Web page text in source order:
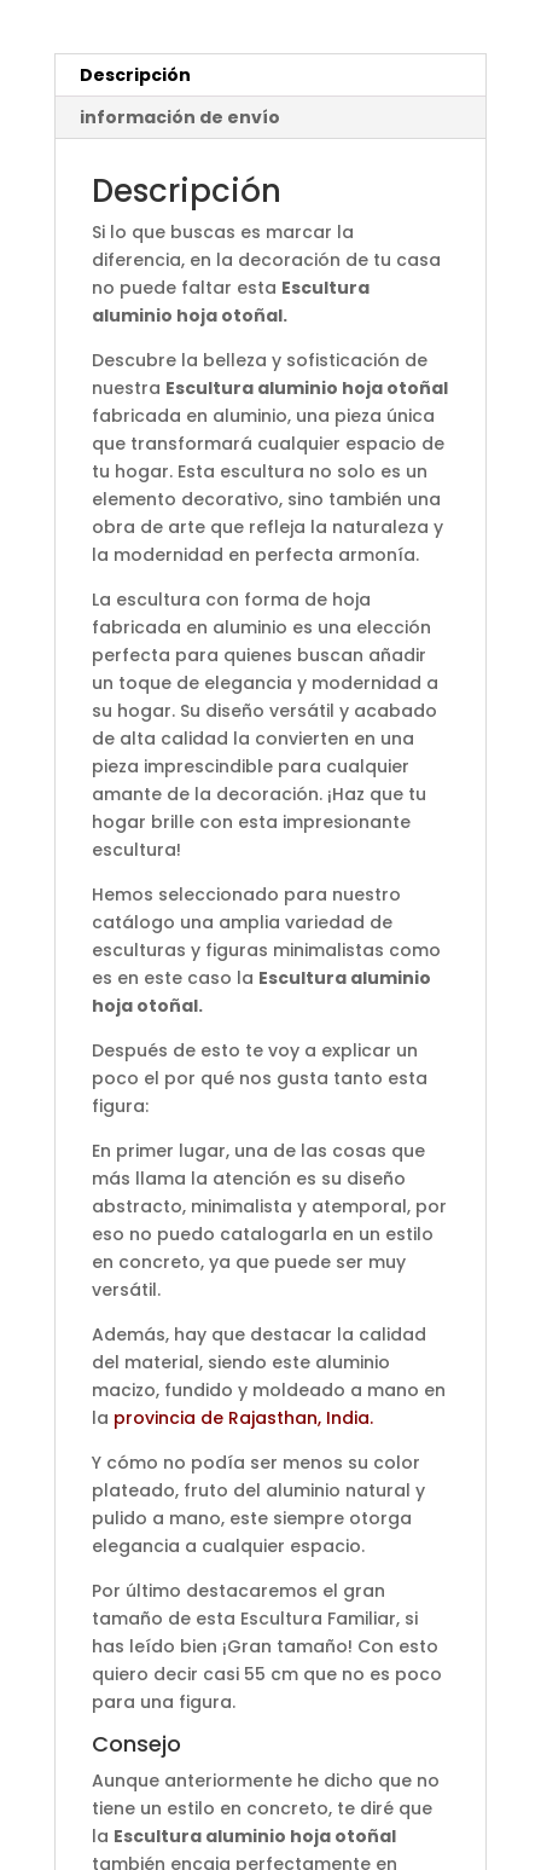
Descripción
información de envío
Descripción
Si lo que buscas es marcar la
diferencia, en la decoración de tu casa
no puede faltar esta Escultura
aluminio hoja otoñal.
Descubre la belleza y sofisticación de
nuestra Escultura aluminio hoja otoñal
fabricada en aluminio, una pieza única
que transformará cualquier espacio de
tu hogar. Esta escultura no solo es un
elemento decorativo, sino también una
obra de arte que refleja la naturaleza y
la modernidad en perfecta armonía.
La escultura con forma de hoja
fabricada en aluminio es una elección
perfecta para quienes buscan añadir
un toque de elegancia y modernidad a
su hogar. Su diseño versátil y acabado
de alta calidad la convierten en una
pieza imprescindible para cualquier
amante de la decoración. ¡Haz que tu
hogar brille con esta impresionante
escultura!
Hemos seleccionado para nuestro
catálogo una amplia variedad de
esculturas y figuras minimalistas como
es en este caso la Escultura aluminio
hoja otoñal.
Después de esto te voy a explicar un
poco el por qué nos gusta tanto esta
figura:
En primer lugar, una de las cosas que
más llama la atención es su diseño
abstracto, minimalista y atemporal, por
eso no puedo catalogarla en un estilo
en concreto, ya que puede ser muy
versátil.
Además, hay que destacar la calidad
del material, siendo este aluminio
macizo, fundido y moldeado a mano en
la provincia de Rajasthan, India.
Y cómo no podía ser menos su color
plateado, fruto del aluminio natural y
pulido a mano, este siempre otorga
elegancia a cualquier espacio.
Por último destacaremos el gran
tamaño de esta Escultura Familiar, si
has leído bien ¡Gran tamaño! Con esto
quiero decir casi 55 cm que no es poco
para una figura.
Consejo
Aunque anteriormente he dicho que no
tiene un estilo en concreto, te diré que
la Escultura aluminio hoja otoñal
también encaja perfectamente en